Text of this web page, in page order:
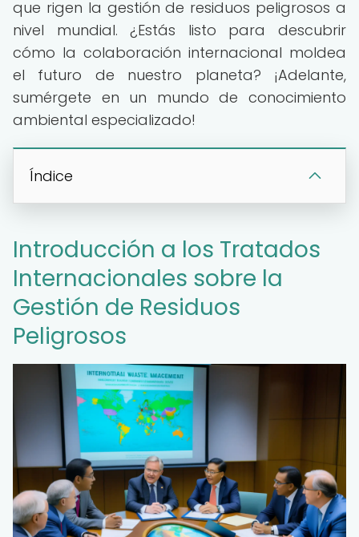
que rigen la gestión de residuos peligrosos a
nivel mundial. ¿Estás listo para descubrir
cómo la colaboración internacional moldea
el futuro de nuestro planeta? ¡Adelante,
sumérgete en un mundo de conocimiento
ambiental especializado!
Índice
Introducción a los Tratados
Internacionales sobre la
Gestión de Residuos
Peligrosos